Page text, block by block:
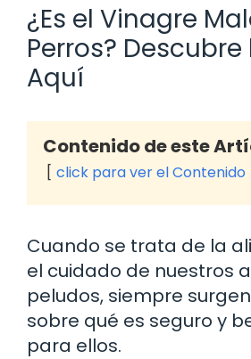
¿Es el Vinagre
Perros?
Aquí
Contenido de este
click para ver el Contenido
Cuando se trata de la
el cuidado de nuestros
peludos, siempre
sobre qué es seguro y
para ellos.